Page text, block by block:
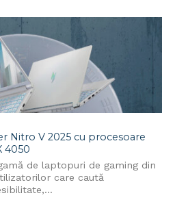
Nitro V 2025 cu procesoare
4050
de laptopuri de gaming din
care caută